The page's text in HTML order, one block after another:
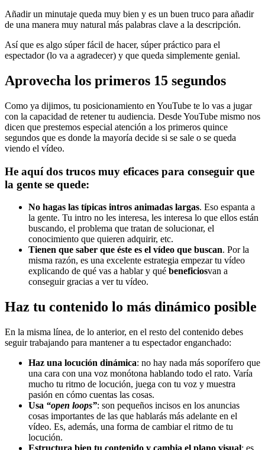
Añadir un minutaje queda muy bien y es un buen truco para añadir
de una manera muy natural más palabras clave a la descripción.
Así que es algo súper fácil de hacer, súper práctico para el
espectador (lo va a agradecer) y que queda simplemente genial.
Aprovecha los primeros 15 segundos
Como ya dijimos, tu posicionamiento en YouTube te lo vas a jugar
con la capacidad de retener tu audiencia. Desde YouTube mismo nos
dicen que prestemos especial atención a los primeros quince
segundos que es donde la mayoría decide si se sale o se queda
viendo el vídeo.
He aquí dos trucos muy eficaces para conseguir que
la gente se quede:
No hagas las típicas intros animadas largas. Eso espanta a
la gente. Tu intro no les interesa, les interesa lo que ellos están
buscando, el problema que tratan de solucionar, el
conocimiento que quieren adquirir, etc.
Tienen que saber que éste es el vídeo que buscan. Por la
misma razón, es una excelente estrategia empezar tu vídeo
explicando de qué vas a hablar y qué beneficiosvan a
conseguir gracias a ver tu vídeo.
Haz tu contenido lo más dinámico posible
En la misma línea, de lo anterior, en el resto del contenido debes
seguir trabajando para mantener a tu espectador enganchado:
Haz una locución dinámica: no hay nada más soporífero que
una cara con una voz monótona hablando todo el rato. Varía
mucho tu ritmo de locución, juega con tu voz y muestra
pasión en cómo cuentas las cosas.
Usa “open loops”: son pequeños incisos en los anuncias
cosas importantes de las que hablarás más adelante en el
vídeo. Es, además, una forma de cambiar el ritmo de tu
locución.